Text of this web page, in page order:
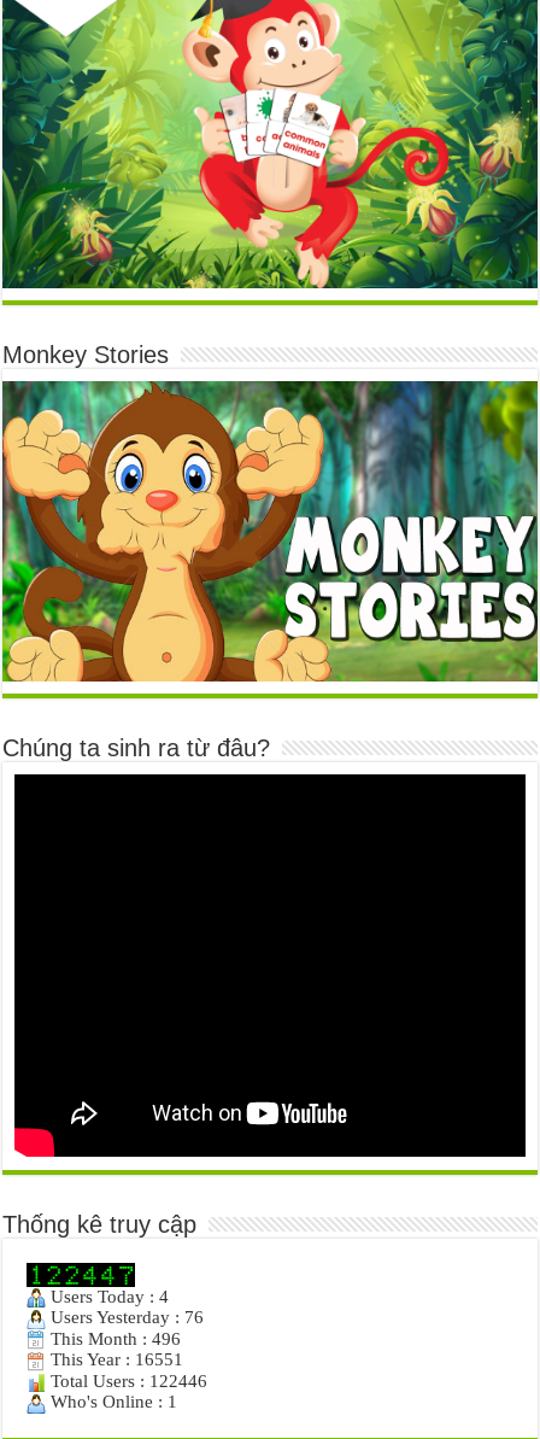
Monkey Stories
Chúng ta sinh ra từ đâu?
Thống kê truy cập
Users Today : 4
Users Yesterday : 76
This Month : 496
This Year : 16551
Total Users : 122446
Who's Online : 1